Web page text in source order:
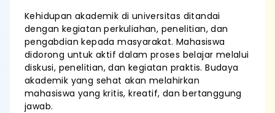
Kehidupan akademik di universitas ditandai
dengan kegiatan perkuliahan, penelitian, dan
pengabdian kepada masyarakat. Mahasiswa
didorong untuk aktif dalam proses belajar melalui
diskusi, penelitian, dan kegiatan praktis. Budaya
akademik yang sehat akan melahirkan
mahasiswa yang kritis, kreatif, dan bertanggung
jawab.